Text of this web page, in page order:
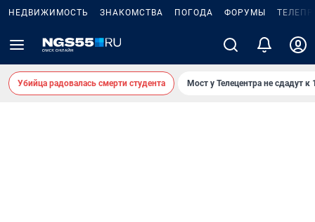
НЕДВИЖИМОСТЬ ЗНАКОМСТВА ПОГОДА ФОРУМЫ
Убийца радовалась смерти студента Мост у Телецентра не сдадут к